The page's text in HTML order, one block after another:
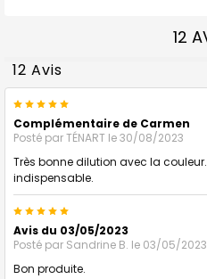
12
12 Avis
5
Complémentaire de Carmen
Posté parTÉNART le 30/08/2023
Très bonne dilution avec la
indispensable.
5
Avis du 03/05/2023
Posté par Sandrine B. le 03/05/2023
Bon produite.